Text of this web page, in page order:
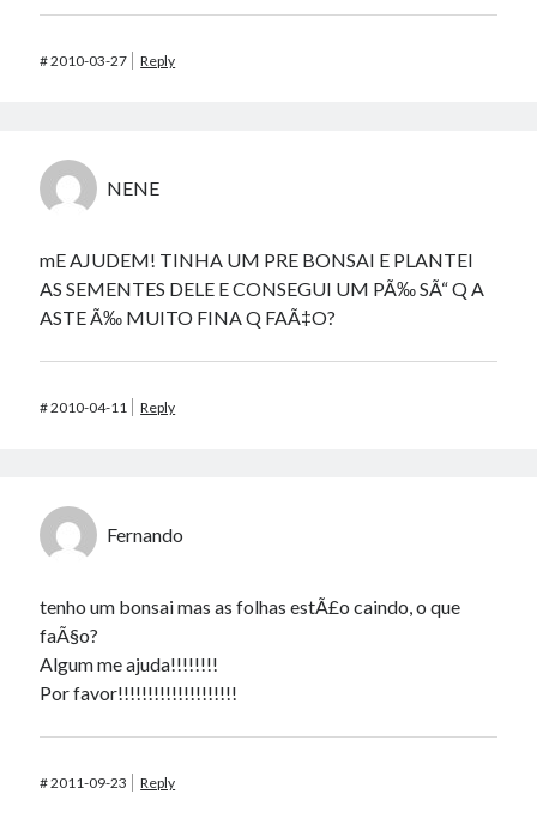
#2010-03-27 Reply
NENE
mE AJUDEM! TINHA UM PRE BONSAI E PLANTEI
AS SEMENTES DELE E CONSEGUI UM PÃ‰ SÃ“ Q A
ASTE Ã‰ MUITO FINA Q FAÃ‡O?
#2010-04-11 Reply
Fernando
tenho um bonsai mas as folhas estÃ£o caindo, o que
faÃ§o?
Algum me ajuda!!!!!!!!
Por favor!!!!!!!!!!!!!!!!!!!!
#2011-09-23 Reply